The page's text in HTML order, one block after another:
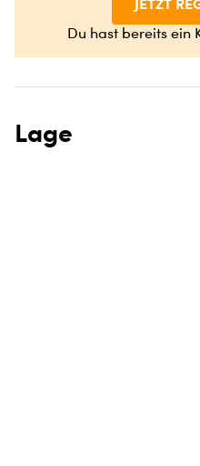
Du hast bereits ein
Lage